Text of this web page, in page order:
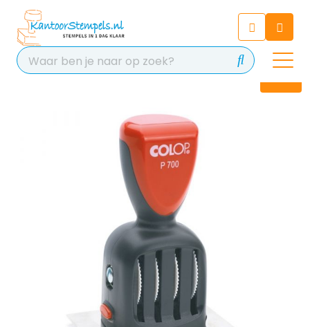
Chat 24/7 met onze chatbot
voor hulp
Contact